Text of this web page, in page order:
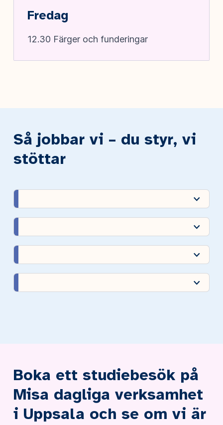
Fredag
12.30 Färger och funderingar
Så jobbar vi – du styr, vi
stöttar
Boka ett studiebesök på
Misa dagliga verksamhet
i Uppsala och se om vi är